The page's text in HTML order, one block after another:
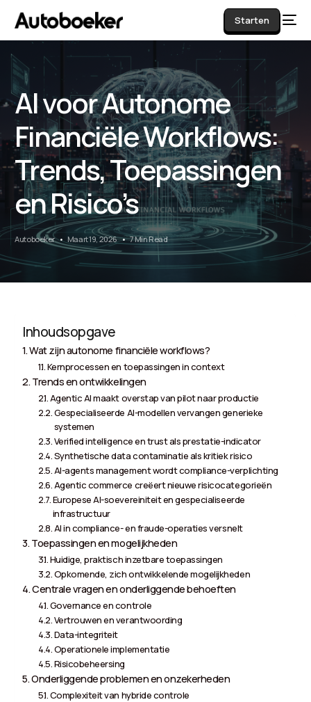
Starten
AI voor Autonome
Financiële Workflows:
Trends, Toepassingen
en Risico’s
Autoboeker Maart 19, 2026 7 Min Read
Inhoudsopgave
Wat zijn autonome financiële workflows?
Kernprocessen en toepassingen in context
Trends en ontwikkelingen
Agentic AI maakt overstap van pilot naar productie
Gespecialiseerde AI-modellen vervangen generieke
systemen
Verified intelligence en trust als prestatie-indicator
Synthetische data contaminatie als kritiek risico
AI-agents management wordt compliance-verplichting
Agentic commerce creëert nieuwe risicocategorieën
Europese AI-soevereiniteit en gespecialiseerde
infrastructuur
AI in compliance- en fraude-operaties versnelt
Toepassingen en mogelijkheden
Huidige, praktisch inzetbare toepassingen
Opkomende, zich ontwikkelende mogelijkheden
Centrale vragen en onderliggende behoeften
Governance en controle
Vertrouwen en verantwoording
Data-integriteit
Operationele implementatie
Risicobeheersing
Onderliggende problemen en onzekerheden
Complexiteit van hybride controle
AI